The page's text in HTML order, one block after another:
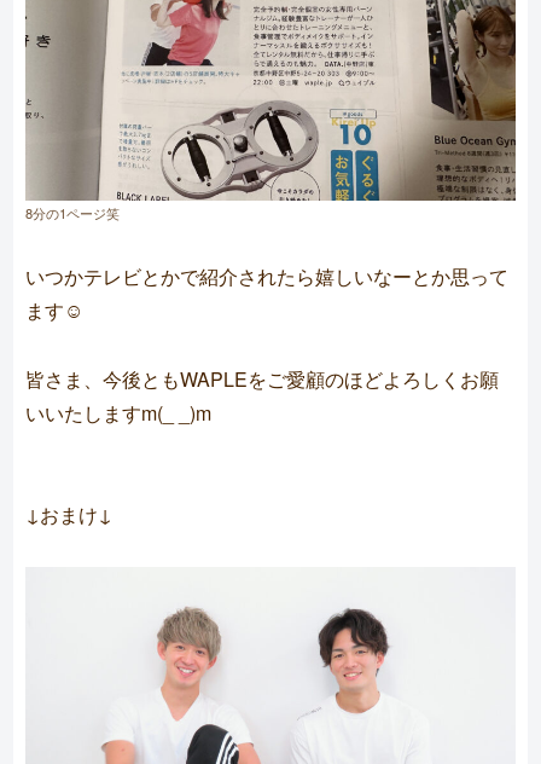
8分の1ページ笑
いつかテレビとかで紹介されたら嬉しいなーとか思って
ます☺️
皆さま、今後ともWAPLEをご愛顧のほどよろしくお願
いいたしますm(_ _)m
↓おまけ↓